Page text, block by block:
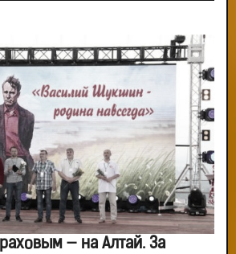
— на Алтай. За